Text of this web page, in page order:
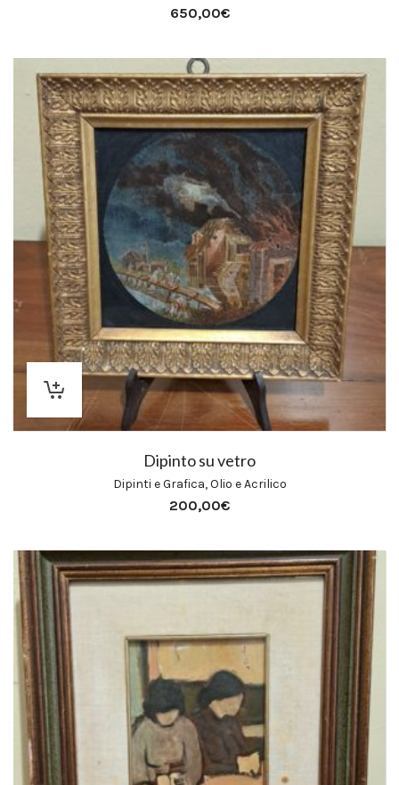
650,00€
Dipinto su vetro
Dipinti e Grafica,Olio e Acrilico
200,00€